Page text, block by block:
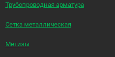
Трубопроводная арматура
Сетка металлическая
Метизы